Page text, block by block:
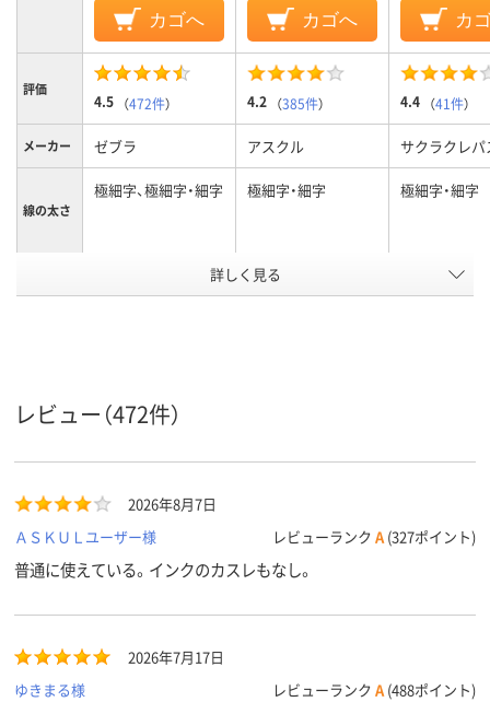
カゴへ カゴへ カ
評価
4.5 （472件） 4.2 （385件） 4.4 （41件）
メーカー ゼブラ アスクル サクラクレパ
線の太さ
極細字、極細字・細字 極細字・細字 極細字・細字
ブラック
インク種
類
油性染料インク
形状 ツイン ツイン ツイン
質量 8.5g
商品環境
20 70
詳しく見る
レビュー（472件）
2026年8月7日
ＡＳＫＵＬユーザー様
レビューランク A (327ポイント)
普通に使えている。インクのカスレもなし。
2026年7月17日
ゆきまる様
レビューランク A (488ポイント)